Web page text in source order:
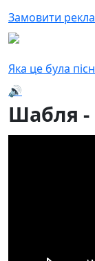
Замовити
Яка це була
🔊
Шабля -